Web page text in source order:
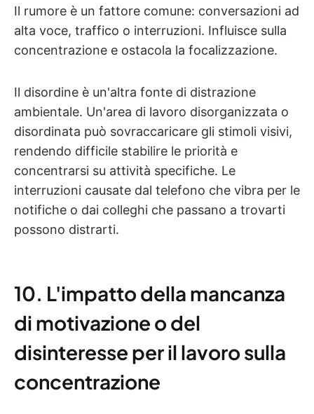
Il rumore è un fattore comune: conversazioni ad
alta voce, traffico o interruzioni. Influisce sulla
concentrazione e ostacola la focalizzazione.
Il disordine è un'altra fonte di distrazione
ambientale. Un'area di lavoro disorganizzata o
disordinata può sovraccaricare gli stimoli visivi,
rendendo difficile stabilire le priorità e
concentrarsi su attività specifiche. Le
interruzioni causate dal telefono che vibra per le
notifiche o dai colleghi che passano a trovarti
possono distrarti.
10. L'impatto della mancanza
di motivazione o del
disinteresse per il lavoro sulla
concentrazione